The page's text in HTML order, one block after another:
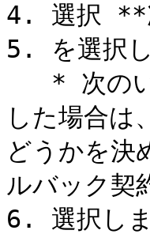
4. 選択 **
5. を選択
した場合は
どうかを決
ルバック契
6. 選択し